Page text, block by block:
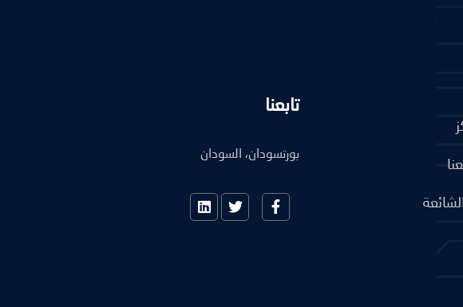
تابعنا
بورتسودان، السودان